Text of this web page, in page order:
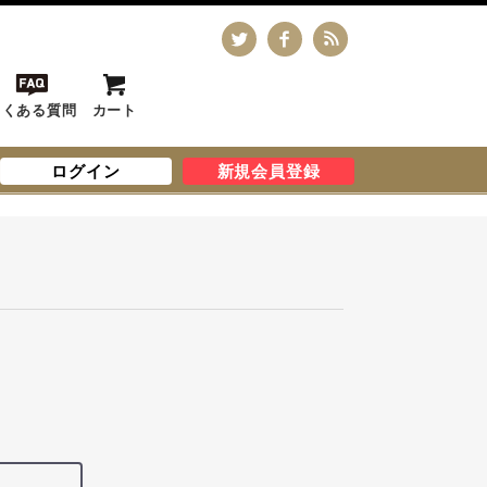
ある質問 カート
ログイン 新規会員登録